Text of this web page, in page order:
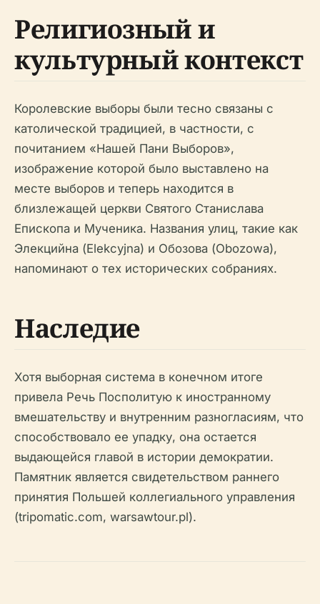
Религиозный и
культурный контекст
Королевские выборы были тесно связаны с
католической традицией, в частности, с
почитанием «Нашей Пани Выборов»,
изображение которой было выставлено на
месте выборов и теперь находится в
близлежащей церкви Святого Станислава
Епископа и Мученика. Названия улиц, такие как
Элекцийна (Elekcyjna) и Обозова (Obozowa),
напоминают о тех исторических собраниях.
Наследие
Хотя выборная система в конечном итоге
привела Речь Посполитую к иностранному
вмешательству и внутренним разногласиям, что
способствовало ее упадку, она остается
выдающейся главой в истории демократии.
Памятник является свидетельством раннего
принятия Польшей коллегиального управления
(tripomatic.com, warsawtour.pl).